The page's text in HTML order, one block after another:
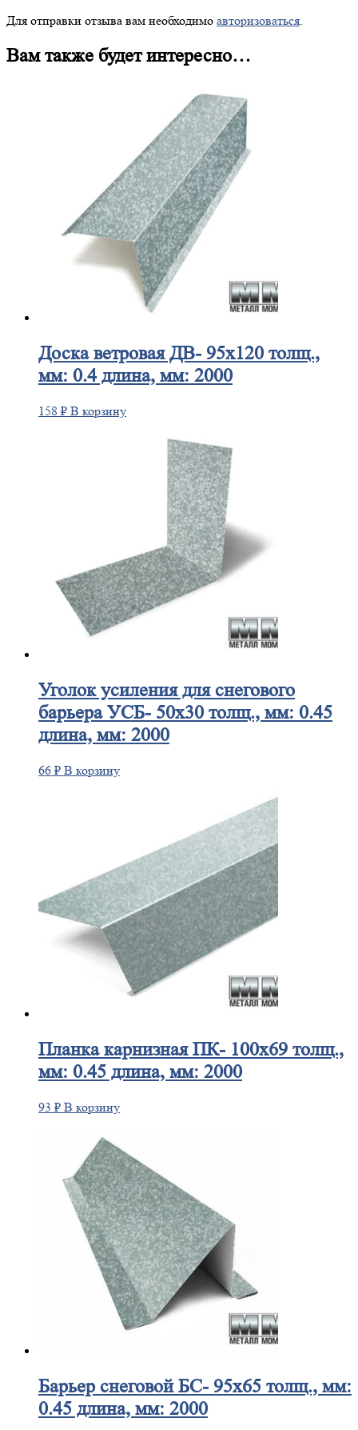
Для отправки отзыва вам необходимо авторизоваться
Вам также будет интересно…
Доскаветровая ДВ- 95х120 толщ.,
мм: 0.4 длина, мм: 2000
158 ₽ В корзину
Уголокусиления для снегового
барьера УСБ- 50х30 толщ., мм: 0.45
длина, мм: 2000
66 ₽ В корзину
Планкакарнизная ПК- 100х69 толщ.,
мм: 0.45 длина, мм: 2000
93 ₽ В корзину
Барьерснеговой БС- 95х65 толщ., мм:
0.45 длина, мм: 2000